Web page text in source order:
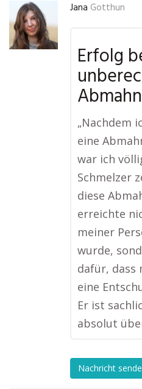
Jana Gotthun
Erfolg
„Nachdem
eine
war ich
Schmelzer
diese
erreichte
meiner
wurde,
dafür, dass
eine
Er ist
absolut
Nachricht